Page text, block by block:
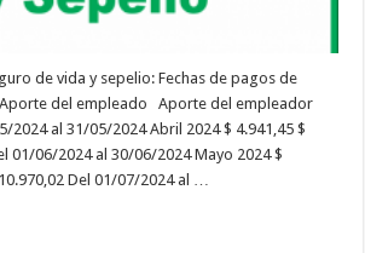
de vida y sepelio: Fechas de pagos de
del empleado Aporte del empleador
al 31/05/2024 Abril 2024 $ 4.941,45 $
01/06/2024 al 30/06/2024 Mayo 2024 $
Del 01/07/2024 al …